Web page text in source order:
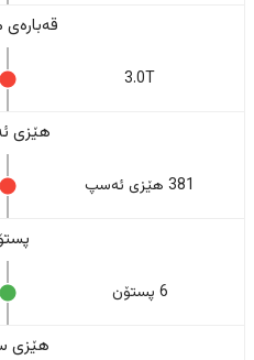
قەبارەی
3.0T
هێزی
381 هێزی ئەسپ
6 پستۆن
هێزی